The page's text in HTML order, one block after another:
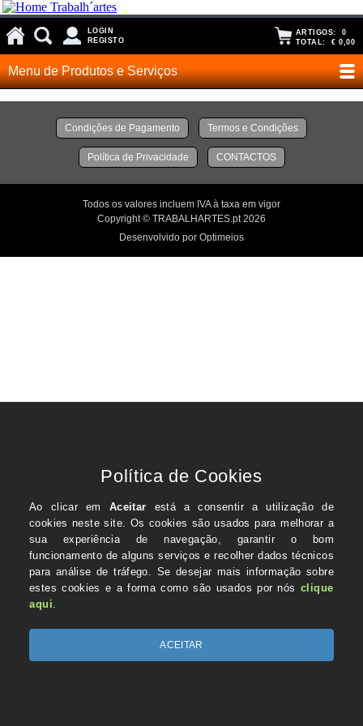
LOGIN
REGISTO
ARTIGOS: 0
TOTAL: € 0,00
Menu de Produtos e Serviços
Condições de Pagamento Termos e Condições
Política de Privacidade CONTACTOS
Todos os valores incluem IVA à taxa em vigor
Copyright © TRABALHARTES.pt 2026
Desenvolvido por Optimeios